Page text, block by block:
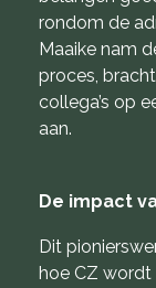
rondom de
Maaike nam
proces,
collega’s op
aan.
De impact
Dit
hoe CZ wordt